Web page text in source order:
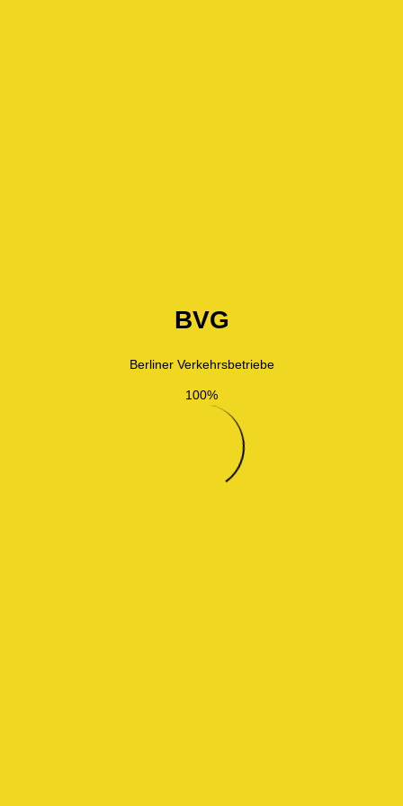
BVG
Berliner Verkehrsbetriebe
100%